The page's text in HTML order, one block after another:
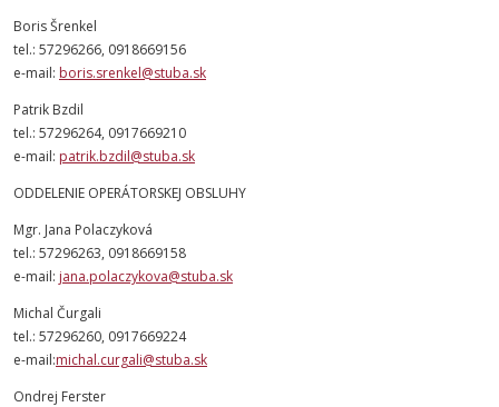
Boris Šrenkel
tel.: 57296266, 0918669156
e-mail: boris.srenkel@stuba.sk
Patrik Bzdil
tel.: 57296264, 0917669210
e-mail: patrik.bzdil@stuba.sk
ODDELENIE OPERÁTORSKEJ OBSLUHY
Mgr. Jana Polaczyková
tel.: 57296263, 0918669158
e-mail: jana.polaczykova@stuba.sk
Michal Čurgali
tel.: 57296260, 0917669224
e-mail:michal.curgali@stuba.sk
Ondrej Ferster